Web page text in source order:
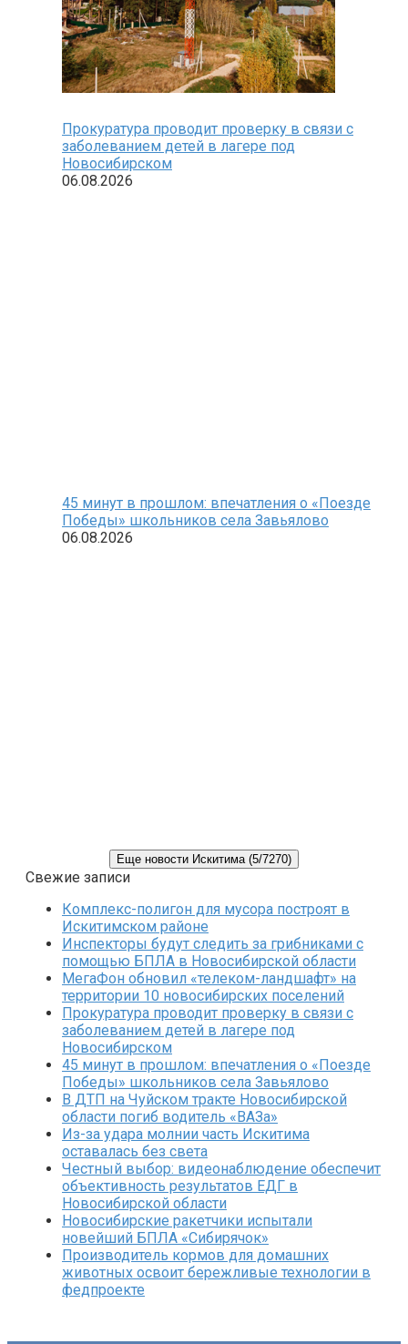
Прокуратура проводит проверку в связи с
заболеванием детей в лагере под
Новосибирском
06.08.2026
45 минут в прошлом: впечатления о «Поезде
Победы» школьников села Завьялово
06.08.2026
Еще новости Искитима (5/7270)
Свежие записи
Комплекс-полигон для мусора построят в
Искитимском районе
Инспекторы будут следить за грибниками с
помощью БПЛА в Новосибирской области
МегаФон обновил «телеком-ландшафт» на
территории 10 новосибирских поселений
Прокуратура проводит проверку в связи с
заболеванием детей в лагере под
Новосибирском
45 минут в прошлом: впечатления о «Поезде
Победы» школьников села Завьялово
В ДТП на Чуйском тракте Новосибирской
области погиб водитель «ВАЗа»
Из-за удара молнии часть Искитима
оставалась без света
Честный выбор: видеонаблюдение обеспечит
объективность результатов ЕДГ в
Новосибирской области
Новосибирские ракетчики испытали
новейший БПЛА «Сибирячок»
Производитель кормов для домашних
животных освоит бережливые технологии в
федпроекте